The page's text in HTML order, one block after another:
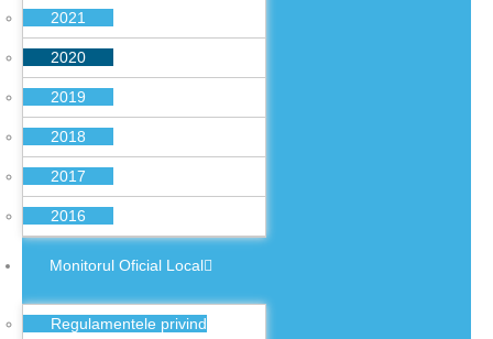
2021
2020
2019
2018
2017
2016
Monitorul Oficial Local
Regulamentele privind